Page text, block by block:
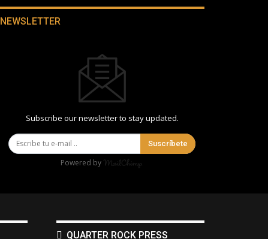
NEWSLETTER
Subscribe our newsletter to stay updated.
Suscríbete
Powered by
QUARTER ROCK PRESS